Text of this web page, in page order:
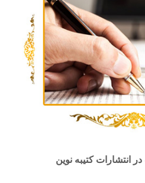
انتشارات کتیبه نوین